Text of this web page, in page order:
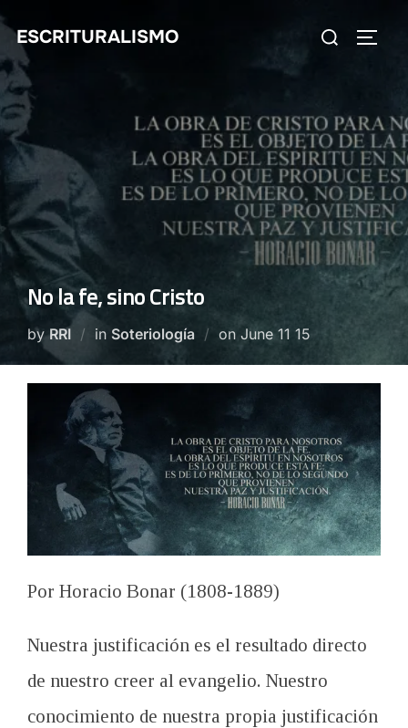
Skip
content
ESCRITURALISMO
Search
No la fe, sino Cristo
byRRI in Soteriología on Posted
June 11 15
Por Horacio Bonar (1808-1889)
Nuestra justificación es el resultado directo
de nuestro creer al evangelio. Nuestro
conocimiento de nuestra propia justificación